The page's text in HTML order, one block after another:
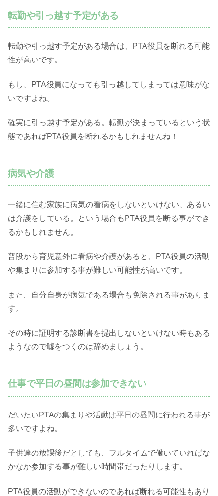
転勤や引っ越す予定がある
転勤や引っ越す予定がある場合は、PTA役員を断れる可能
性が高いです。
もし、PTA役員になっても引っ越してしまっては意味がな
いですよね。
確実に引っ越す予定がある。転勤が決まっているという状
態であればPTA役員を断れるかもしれませんね！
病気や介護
一緒に住む家族に病気の看病をしないといけない、あるい
は介護をしている。という場合もPTA役員を断る事ができ
るかもしれません。
普段から育児意外に看病や介護があると、PTA役員の活動
や集まりに参加する事が難しい可能性が高いです。
また、自分自身が病気である場合も免除される事がありま
す。
その時に証明する診断書を提出しないといけない時もある
ようなので嘘をつくのは辞めましょう。
仕事で平日の昼間は参加できない
だいたいPTAの集まりや活動は平日の昼間に行われる事が
多いですよね。
子供達の放課後だとしても、フルタイムで働いていればな
かなか参加する事が難しい時間帯だったりします。
PTA役員の活動ができないのであれば断れる可能性もあり